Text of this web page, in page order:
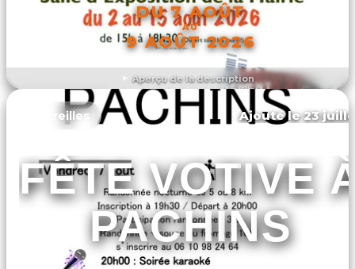
Aperçu de la description
DU 7 AOÛT
AU
9 AOÛT 2026
DÉCOUVRIR L'ÉVÉNEMENT
Vaureilles Ajouté le 23
FÊTE VOTIVE
PACHINS